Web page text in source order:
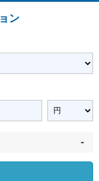
ン
-